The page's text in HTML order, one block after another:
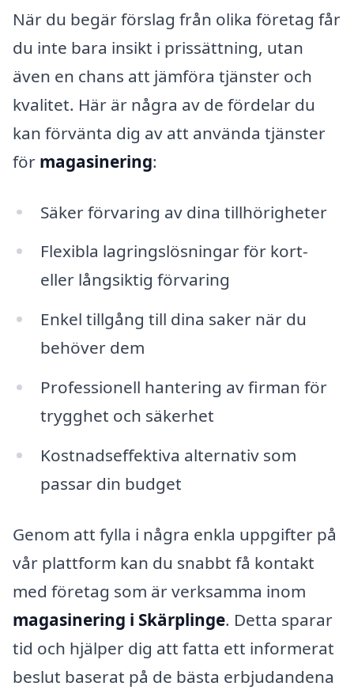
När du begär förslag från olika företag får
du inte bara insikt i prissättning, utan
även en chans att jämföra tjänster och
kvalitet. Här är några av de fördelar du
kan förvänta dig av att använda tjänster
för magasinering:
Säker förvaring av dina tillhörigheter
Flexibla lagringslösningar för kort-
eller långsiktig förvaring
Enkel tillgång till dina saker när du
behöver dem
Professionell hantering av firman för
trygghet och säkerhet
Kostnadseffektiva alternativ som
passar din budget
Genom att fylla i några enkla uppgifter på
vår plattform kan du snabbt få kontakt
med företag som är verksamma inom
magasinering i Skärplinge. Detta sparar
tid och hjälper dig att fatta ett informerat
beslut baserat på de bästa erbjudandena